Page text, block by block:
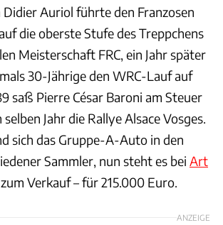
Auriol führte den Franzosen
die oberste Stufe des Treppchens
Meisterschaft FRC, ein Jahr später
30-Jährige den WRC-Lauf auf
saß Pierre César Baroni am Steuer
Jahr die Rallye Alsace Vosges.
sich das Gruppe-A-Auto in den
Sammler, nun steht es bei Art
Verkauf – für 215.000 Euro.
ANZEIGE